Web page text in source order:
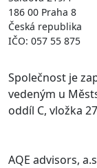
186 00 Praha 8
Česká republika
IČO: 057 55 875
Společnost je
vedeným u
oddíl C, vložka
AQE advisors,